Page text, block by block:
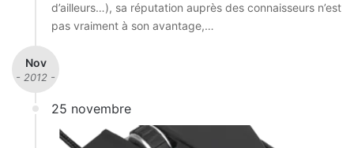
d’ailleurs…), sa réputation auprès des connaisseurs n’est
pas vraiment à son avantage,…
Nov
- 2012 -
25 novembre